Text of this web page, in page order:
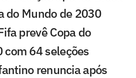
do Mundo de 2030
prevê Copa do
com 64 seleções
renuncia após